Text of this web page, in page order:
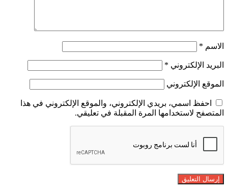
الاسم *
البريد الإلكتروني *
الموقع الإلكتروني
احفظ اسمي، بريدي الإلكتروني، والموقع الإلكتروني في هذا
المتصفح لاستخدامها المرة المقبلة في تعليقي.